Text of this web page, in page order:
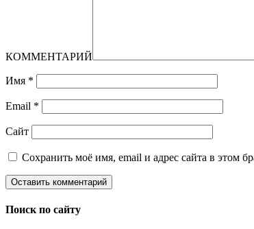
КОММЕНТАРИЙ
Имя *
Email *
Сайт
Сохранить моё имя, email и адрес сайта в этом
Поиск по сайту